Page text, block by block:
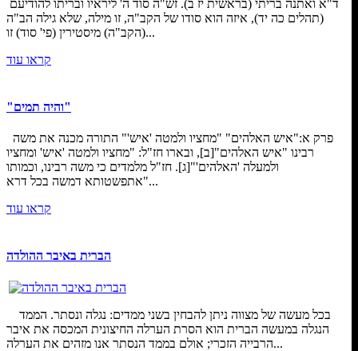
(תהלים כה יד), איזה הוא סודו של הקב"ה, זו מילה, שלא גילה הב"ה
(הקב"ה) מיסטירין (פי' סוד) זו...
קראו עוד
"והיה תמים"
רבינו "איש האלהים"[ב], ובארו חז"ל: "מחציו ולמטה 'איש' ומחציו
ולמעלה 'האלהים'"[ג]. חז"ל מלמדים כי משה רבינו, וכמותו
"אתפשטותא דמשה בכל דרא...
קראו עוד
הברית באיבר ההולדה
הנגלה במעשה הברית הוא הסרת הערלה החיצונית המכסה את איבר
הרבייה הזכרי; אולם בממד הנסתר אנו מזהים את הערלה...